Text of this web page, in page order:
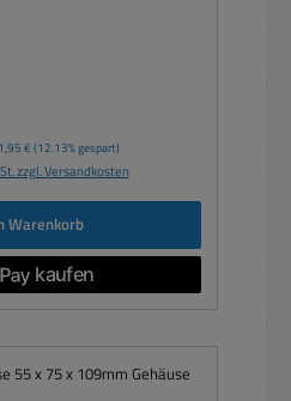
Preis:
€ (12.13% gespart)
zzgl. Versandkosten
Warenkorb